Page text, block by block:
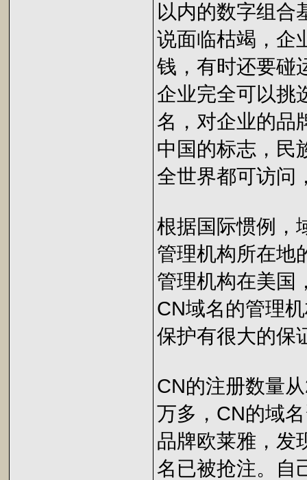
以内的数字组合
说面临枯竭，企
钱，有时还要碰
企业完全可以挑
名，对企业的品
中国的标志，民
全世界都可访问
根据国际惯例，
管理机构所在地
管理机构在美国
CN域名的管理
保护有很大的保
CN的注册数量
万多，CN的域
品牌欧莱雅，发
名已被抢注。自